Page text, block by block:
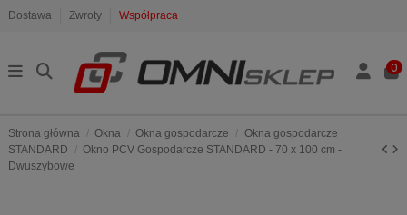
Dostawa Zwroty Współpraca
0
Strona główna Okna Okna gospodarcze
Okna gospodarcze
STANDARD
Okno PCV Gospodarcze STANDARD - 70 x 100 cm -
Dwuszybowe